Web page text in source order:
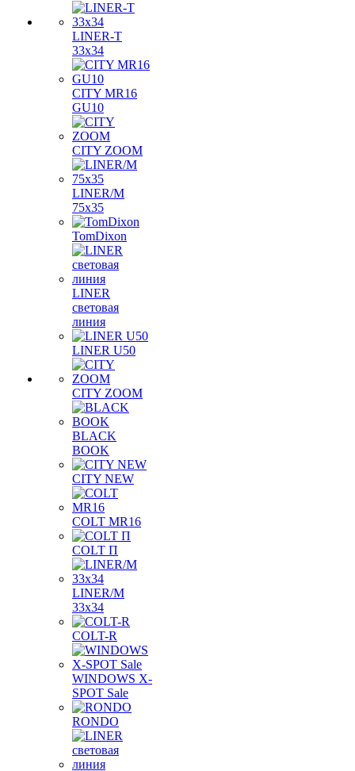
LINER-T
33x34
CITY MR16
GU10
CITY ZOOM
LINER/M
75х35
TomDixon
LINER
световая
линия
LINER U50
CITY ZOOM
BLACK
BOOK
CITY NEW
COLT MR16
COLT П
LINER/М
33х34
COLT-R
WINDOWS X-
SPOT Sale
RONDO